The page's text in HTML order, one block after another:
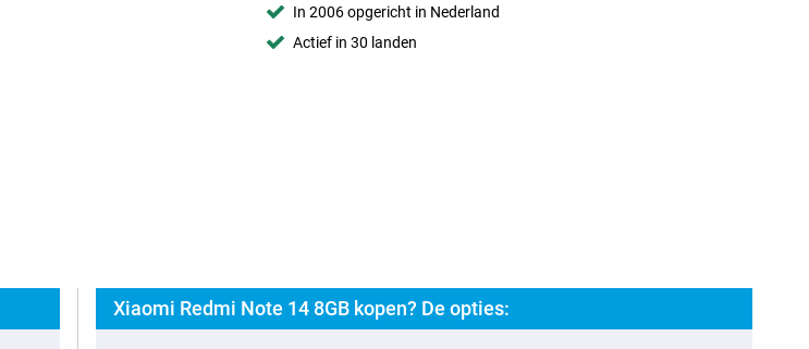
In 2006 opgericht in Nederland
Actief in 30 landen
Xiaomi Redmi Note 14 8GB kopen? De opties: